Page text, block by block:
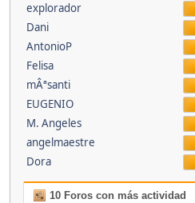
explorador
Dani
AntonioP
Felisa
mÂªsanti
EUGENIO
M. Angeles
angelmaestre
Dora
10 Foros con más actividad